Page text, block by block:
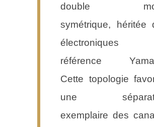
double
symétrique, héritée
électroniques
référence
Cette topologie
une
exemplaire des